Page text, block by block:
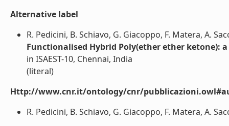
Alternative label
R. Pedicini, B. Schiavo, G. Giacoppo, F. Matera, A.
Functionalised Hybrid Poly(ether ether ketone):
in ISAEST-10, Chennai, India
(literal)
Http://www.cnr.it/ontology/cnr/
R. Pedicini, B. Schiavo, G. Giacoppo, F. Matera, A.